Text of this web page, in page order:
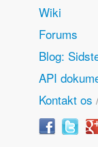
Wiki
Forums
Blog:
API
Kontakt os